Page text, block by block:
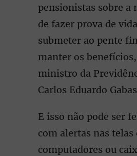
pensionistas sobre a
de fazer prova de
submeter ao pente
manter os
ministro da
Carlos Eduardo
E isso não pode ser
com alertas nas telas
computadores ou